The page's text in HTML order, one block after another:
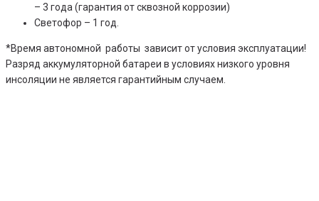
– 3 года (гарантия от сквозной коррозии)
Светофор – 1 год.
*Время автономной работы зависит от условия эксплуатации!
Разряд аккумуляторной батареи в условиях низкого уровня
инсоляции не является гарантийным случаем.